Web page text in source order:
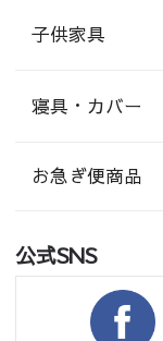
子供家具
寝具・カバー
お急ぎ便商品
公式SNS